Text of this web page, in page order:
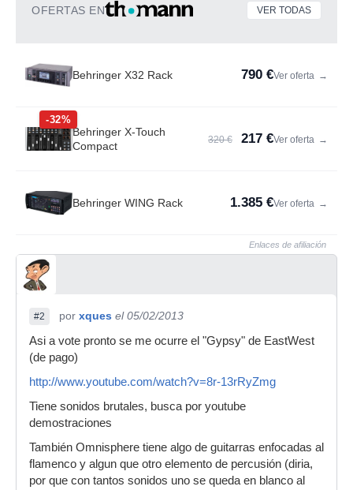
OFERTAS EN VER TODAS
Behringer X32 Rack 790 €Ver oferta →
-32%
Behringer X-Touch
Compact
320 € 217 €Ver oferta →
Behringer WING Rack 1.385 €Ver oferta →
Enlaces de afiliación
#2 por xques el 05/02/2013
Asi a vote pronto se me ocurre el "Gypsy" de EastWest
(de pago)
http://www.youtube.com/watch?v=8r-13rRyZmg
Tiene sonidos brutales, busca por youtube
demostraciones
También Omnisphere tiene algo de guitarras enfocadas al
flamenco y algun que otro elemento de percusión (diria,
por que con tantos sonidos uno se queda en blanco al